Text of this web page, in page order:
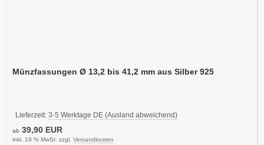
Münzfassungen Ø 13,2 bis 41,2 mm aus Silber 925
Lieferzeit: 3-5 Werktage DE (Ausland abweichend)
ab 39,90 EUR
inkl. 19 % MwSt. zzgl. Versandkosten